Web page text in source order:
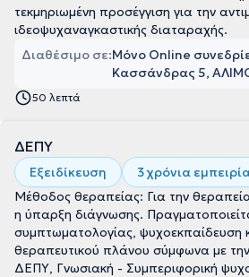
τεκμηριωμένη προσέγγιση για την
ιδεοψυχαναγκαστικής διαταραχής.
Διαθέσιμο σε:Μόνο Online
Κασσάνδρας 5,
50 λεπτά
ΔΕΠΥ
Εξειδίκευση
3 χρόνια
Μέθοδος θεραπείας: Για την
η ύπαρξη διάγνωσης.
συμπτωματολογίας, ψυχοεκπαίδευση
θεραπευτικού πλάνου σύμφωνα με
ΔΕΠΥ, Γνωσιακή - Συμπεριφορική